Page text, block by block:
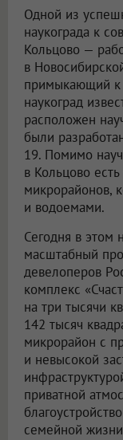
Одной из
наукограда к
Кольцово —
в
примыкающий к
наукоград
расположен
были
19. Помимо
в Кольцово
микрорайонов,
и водоемами.
Сегодня в этом
масштабный
девелоперов
комплекс
на три тысячи
142 тысяч
микрорайон с
и невысокой
приватной
семейной